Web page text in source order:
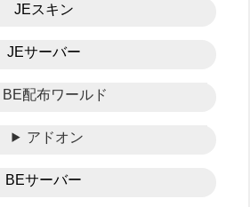
JEスキン
JEサーバー
BE配布ワールド
アドオン
BEサーバー